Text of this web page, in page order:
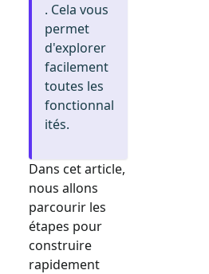
. Cela vous
permet
d'explorer
facilement
toutes les
fonctionnal
ités.
Dans cet article,
nous allons
parcourir les
étapes pour
construire
rapidement